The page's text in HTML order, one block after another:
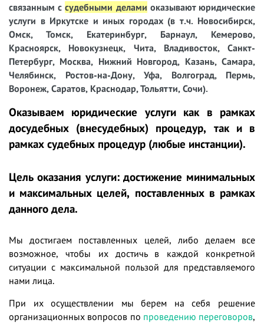
связанным ссудебными делами оказывают юридические
услуги в Иркутске и иных городах (в т.ч. Новосибирск,
Омск, Томск, Екатеринбург, Барнаул, Кемерово,
Красноярск, Новокузнецк, Чита, Владивосток, Санкт-
Петербург, Москва, Нижний Новгород, Казань, Самара,
Челябинск, Ростов-на-Дону, Уфа, Волгоград, Пермь,
Воронеж, Саратов, Краснодар, Тольятти, Сочи).
Оказываем юридические услуги как в рамках
досудебных (внесудебных) процедур, так и в
рамках судебных процедур (любые инстанции).
Цель оказания услуги: достижение минимальных
и максимальных целей, поставленных в рамках
данного дела.
Мы достигаем поставленных целей, либо делаем все
возможное, чтобы их достичь в каждой конкретной
ситуации с максимальной пользой для представляемого
нами лица.
При их осуществлении мы берем на себя решение
организационных вопросов по проведению переговоров,